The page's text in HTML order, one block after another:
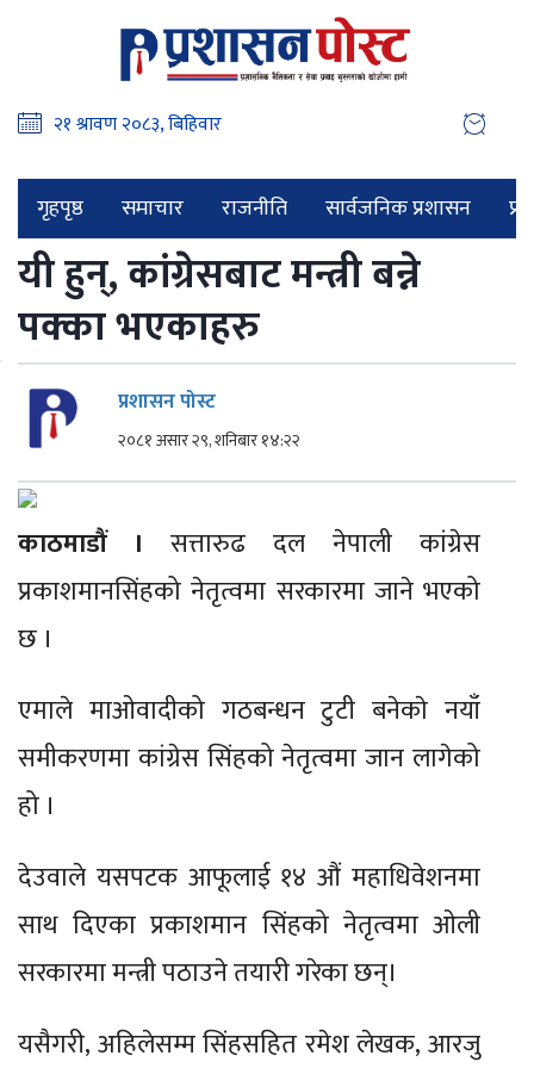
गृहपृष्ठ समाचार राजनीति सार्वजनिक प्रशासन
यी हुन्, कांग्रेसबाट मन्त्री बन्ने
पक्का भएकाहरु
प्रशासन पोस्ट
२०८१ असार २९, शनिबार १४:२२
काठमाडौं । सत्तारुढ दल नेपाली का‌ंग्रेस
प्रकाशमानसिंहको नेतृत्वमा सरकारमा जाने भएको
छ ।
एमाले माओवादीको गठबन्धन टुटी बनेकाे नयाँ
समीकरणमा कांग्रेस सिंहको नेतृत्वमा जान लागेको
हो ।
देउवाले यसपटक आफूलाई १४ औं महाधिवेशनमा
साथ दिएका प्रकाशमान सिंहको नेतृत्वमा ओली
सरकारमा मन्त्री पठाउने तयारी गरेका छन्।
यसैगरी, अहिलेसम्म सिंहसहित रमेश लेखक, आरजु